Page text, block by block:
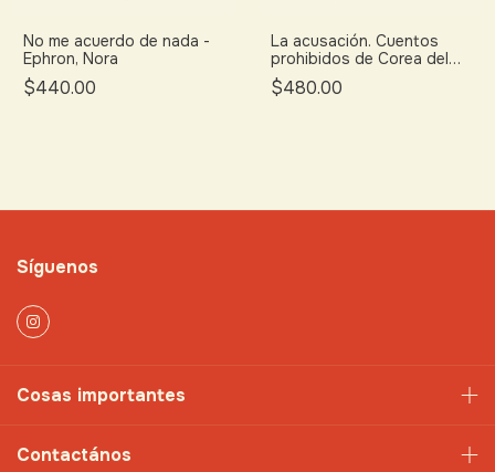
No me acuerdo de nada -
Ephron, Nora
$440.00
La acusación. Cuentos
prohibidos de Corea del
Norte. - Bandi
$480.00
Síguenos
Cosas importantes
Contactános